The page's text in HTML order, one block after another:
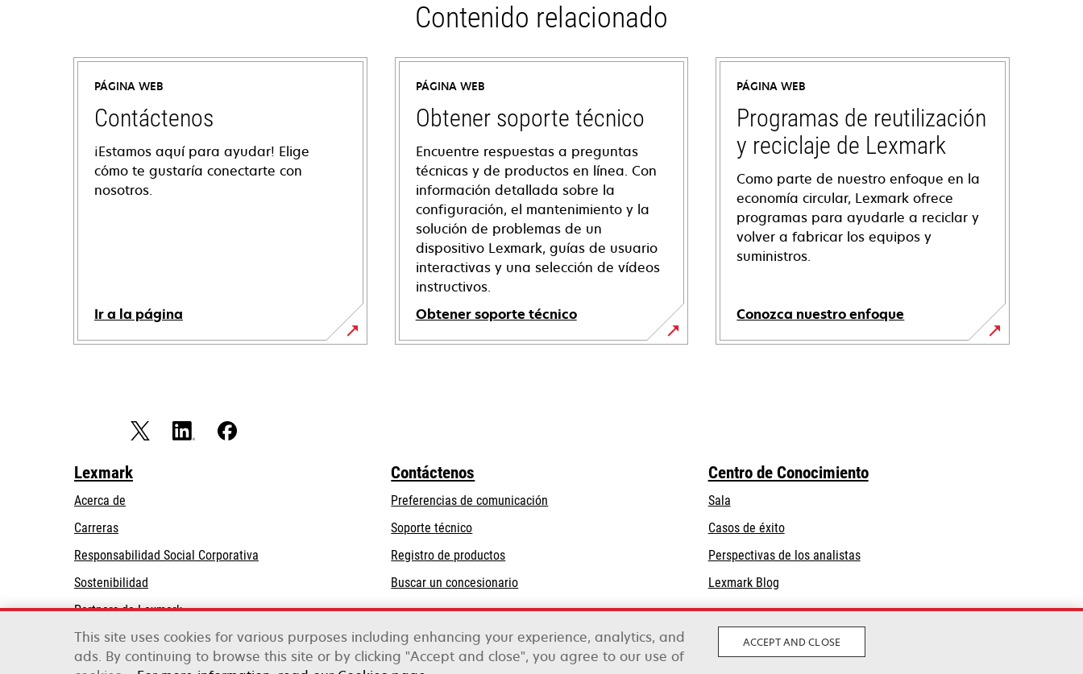
Contenido relacionado
PÁGINA WEB
Contáctenos
¡Estamos aquí para ayudar! Elige
cómo te gustaría conectarte con
nosotros.
Ir a la página
PÁGINA WEB
Obtener soporte técnico
Encuentre respuestas a preguntas
técnicas y de productos en línea. Con
información detallada sobre la
configuración, el mantenimiento y la
solución de problemas de un
dispositivo Lexmark, guías de usuario
interactivas y una selección de vídeos
instructivos.
Obtener soporte técnico
opens
PÁGINA WEB
Programas de reutilización
y reciclaje de Lexmark
Como parte de nuestro enfoque en la
economía circular, Lexmark ofrece
programas para ayudarle a reciclar y
volver a fabricar los equipos y
suministros.
Conozca nuestro enfoque
Lexmark
Acerca de
Carreras
Responsabilidad Social Corporativa
new
tab
Sostenibilidad
Partners de Lexmark
Contáctenos
Preferencias de comunicación
Soporte técnicoopens
in
a
new
tab
Registro de productos
Buscar un concesionario
Centro de Conocimiento
Sala
Casos de éxito
Perspectivas de los analistas
Lexmark Blog
Lexmark International, Inc., una empresa de Xerox
This site uses cookies for various purposes including enhancing your experience, analytics, and
ads. By continuing to browse this site or by clicking "Accept and close", you agree to our use of
ACCEPT AND CLOSE